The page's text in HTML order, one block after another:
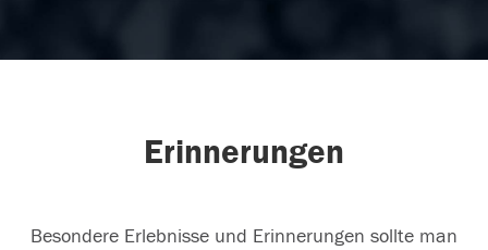
Erinnerungen
Besondere Erlebnisse und Erinnerungen sollte man